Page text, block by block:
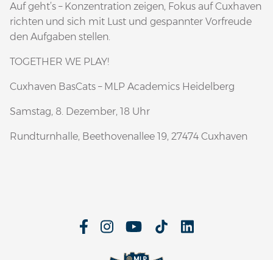
Auf geht’s – Konzentration zeigen, Fokus auf Cuxhaven
richten und sich mit Lust und gespannter Vorfreude
den Aufgaben stellen.
TOGETHER WE PLAY!
Cuxhaven BasCats – MLP Academics Heidelberg
Samstag, 8. Dezember, 18 Uhr
Rundturnhalle, Beethovenallee 19, 27474 Cuxhaven